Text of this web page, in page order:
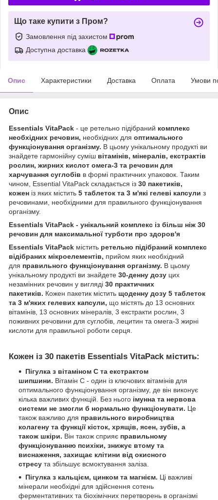
Що таке купити з Пром?
Замовлення під захистом
Доступна доставка
Опис Характеристики Доставка Оплата Умови
Опис
Essentials VitaPack - це ретельно підібраний комплекс
необхідних речовин, необхідних для оптимального
функціонування організму. В цьому унікальному продукті ви
знайдете гармонійну суміш вітамінів, мінералів, екстрактів
рослин, жирних кислот омега-3 та речовин для
харчування суглобів в формі практичних упаковок. Таким
чином, Essential VitaPack складається із 30 пакетиків,
кожен із яких містить 5 таблеток та 3 м'які гелеві капсули з
речовинами, необхідними для правильного функціонування
організму.
Essentials VitaPack - унікальний комплекс із більш ніж 30
речовин для максимальної турботи про здоров'я
Essentials VitaPack містить ретельно підібраний комплекс
відібраних мікроелементів, прийом яких необхідний
для правильного функціонування організму. В цьому
унікальному продукті ви знайдете 30-денну дозу цих
незамінних речовин у вигляді 30 практичних
пакетиків. Кожен пакетик містить щоденну дозу 5 таблеток
та 3 м'яких гелевих капсули, що містять до 13 основних
вітамінів, 13 основних мінералів, 3 екстракти рослин, 3
поживних речовини для суглобів, лецитин та омега-3 жирні
кислоти для правильної роботи серця.
Кожен із 30 пакетів Essentials VitaPack містить:
Пігулка з вітаміном С та екстрактом
шипшини. Вітамін С - один із ключових вітамінів для
оптимального функціонування організму, де він виконує
кілька важливих функцій. Без нього імунна та нервова
системи не змогли б нормально функціонувати. Це
також важливо для правильного виробництва
колагену та функції кісток, хрящів, ясен, зубів, а
також шкіри. Він також сприяє правильному
функціонуванню психіки, знижує втому та
виснаження, захищає клітини від окисного
стресу та збільшує всмоктування заліза.
Пігулка з кальцієм, цинком та магнієм. Ці важливі
мінерали необхідні для здійснення сотень
ферментативних та біохімічних перетворень в організмі